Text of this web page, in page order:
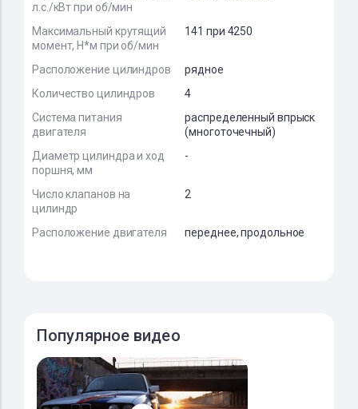
л.с./кВт при об/мин
Максимальный крутящий
момент, Н*м при об/мин
141 при 4250
Расположение цилиндров
рядное
Количество цилиндров
4
Система питания
двигателя
распределенный впрыск
(многоточечный)
Диаметр цилиндра и ход
поршня, мм
-
Число клапанов на
цилиндр
2
Расположение двигателя переднее, продольное
Популярное видео